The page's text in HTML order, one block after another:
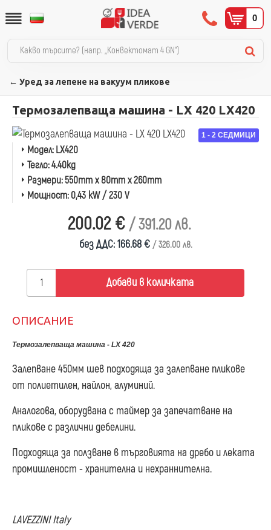
0
← Уред за лепене на вакуум пликове
Термозалепваща машина - LX 420 LX420
1 - 2 СЕДМИЦИ
200.02 € / 391.20 лв.
без ДДС: 166.68 € / 326.00 лв.
Модел:LX420
Тегло:4.40kg
Размери:550mm x 80mm x 260mm
Мощност:0,43 kW / 230 V
Добави в количката
ОПИСАНИЕ
Термозалепваща машина - LX 420
Залепване 450мм шев подходяща за залепване пликове
от полиетилен, найлон, алуминий.
Аналогова, оборудвана с таймер за запечатване на
пликове с различни дебелини.
Подходяща за ползване в търговията на дребо и леката
промишленост - хранителна и нехраннителна.
LAVEZZINI Italy